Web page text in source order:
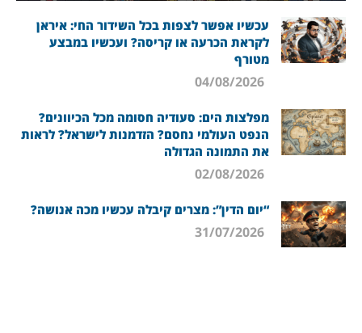
עכשיו אפשר לצפות בכל השידור החי: איראן
לקראת הכרעה או קריסה? ועכשיו במבצע
מטורף
מפלצות הים: סעודיה חסומה מכל הכיוונים?
הנפט העולמי נחסם? הזדמנות לישראל? לראות
את התמונה הגדולה
“יום הדין”: מצרים קיבלה עכשיו מכה אנושה?